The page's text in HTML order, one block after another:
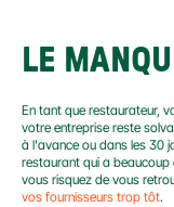
LE
En tant que restaurateur,
votre entreprise reste
à l'avance ou dans les 30
restaurant qui a beaucoup
vous risquez de vous
vos fournisseurs trop tôt.